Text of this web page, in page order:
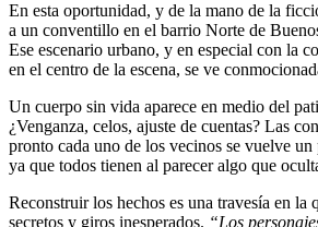
En esta oportunidad, y de la mano de la
a un conventillo en el barrio Norte de
Ese escenario urbano, y en especial con la
en el centro de la escena, se ve
Un cuerpo sin vida aparece en medio del
¿Venganza, celos, ajuste de cuentas? Las
pronto cada uno de los vecinos se vuelve un
ya que todos tienen al parecer algo que
Reconstruir los hechos es una travesía en la
secretos y giros inesperados. “Los